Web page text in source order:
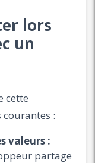
lors
un
cette
:
valeurs :
partage